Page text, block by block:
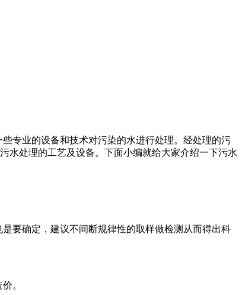
专业的设备和技术对污染的水进行处理。经处理的污
水处理的工艺及设备。下面小编就给大家介绍一下污水
要确定，建议不间断规律性的取样做检测从而得出科
。